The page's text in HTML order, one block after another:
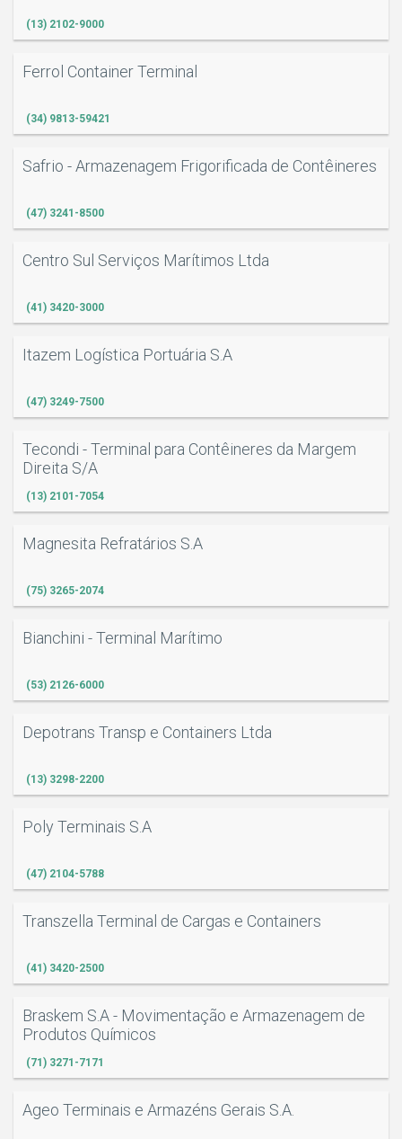
(13) 2102-9000
Ferrol Container Terminal
(34) 9813-59421
Safrio - Armazenagem Frigorificada de Contêineres
(47) 3241-8500
Centro Sul Serviços Marítimos Ltda
(41) 3420-3000
Itazem Logística Portuária S.A
(47) 3249-7500
Tecondi - Terminal para Contêineres da Margem
Direita S/A
(13) 2101-7054
Magnesita Refratários S.A
(75) 3265-2074
Bianchini - Terminal Marítimo
(53) 2126-6000
Depotrans Transp e Containers Ltda
(13) 3298-2200
Poly Terminais S.A
(47) 2104-5788
Transzella Terminal de Cargas e Containers
(41) 3420-2500
Braskem S.A - Movimentação e Armazenagem de
Produtos Químicos
(71) 3271-7171
Ageo Terminais e Armazéns Gerais S.A.